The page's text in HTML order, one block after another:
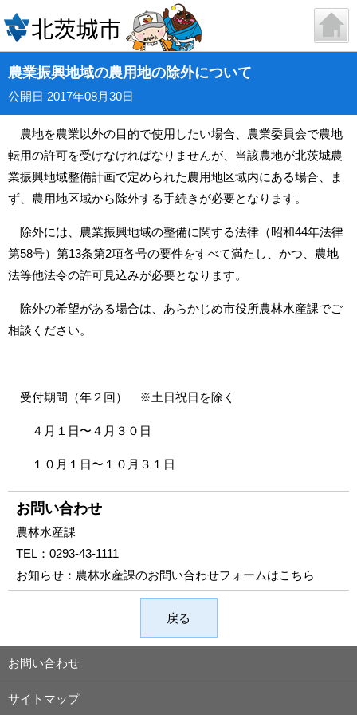
農業振興地域の農用地の除外について
公開日 2017年08月30日
農地を農業以外の目的で使用したい場合、農業委員会で農地
転用の許可を受けなければなりませんが、当該農地が北茨城農
業振興地域整備計画で定められた農用地区域内にある場合、ま
ず、農用地区域から除外する手続きが必要となります。
除外には、農業振興地域の整備に関する法律（昭和44年法律
第58号）第13条第2項各号の要件をすべて満たし、かつ、農地
法等他法令の許可見込みが必要となります。
除外の希望がある場合は、あらかじめ市役所農林水産課でご
相談ください。
受付期間（年２回） ※土日祝日を除く
４月１日〜４月３０日
１０月１日〜１０月３１日
お問い合わせ
農林水産課
TEL： 0293-43-1111
お知らせ： 農林水産課のお問い合わせフォームはこちら
戻る
お問い合わせ
サイトマップ